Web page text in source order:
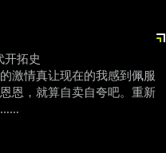
拓史
激情真让现在的我感到佩服
恩，就算自卖自夸吧。重新
……